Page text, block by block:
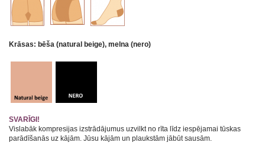
Krāsas: bēša (natural beige), melna (nero)
SVARĪGI!
Vislabāk kompresijas izstrādājumus uzvilkt no rīta līdz iespējamai tūskas
parādīšanās uz kājām. Jūsu kājām un plaukstām jābūt sausām.